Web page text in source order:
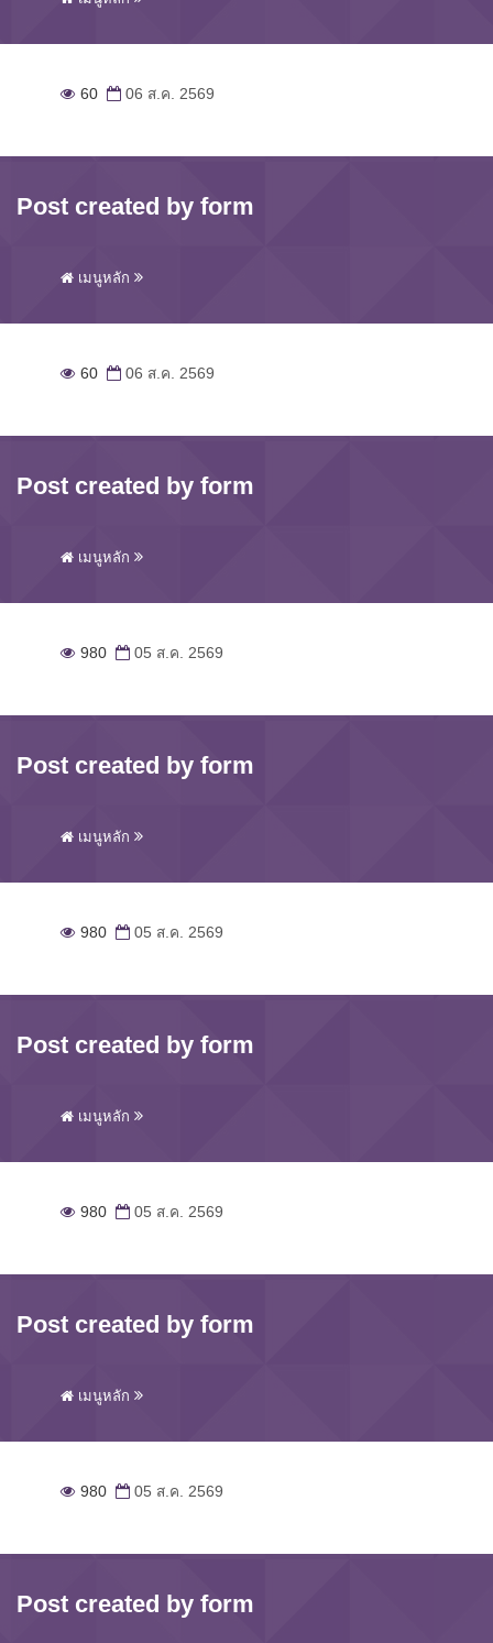
60 06 ส.ค. 2569
Post created by form
เมนูหลัก
60 06 ส.ค. 2569
Post created by form
เมนูหลัก
980 05 ส.ค. 2569
Post created by form
เมนูหลัก
980 05 ส.ค. 2569
Post created by form
เมนูหลัก
980 05 ส.ค. 2569
Post created by form
เมนูหลัก
980 05 ส.ค. 2569
Post created by form